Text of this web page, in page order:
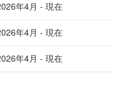
年4月 - 現在
年4月 - 現在
年4月 - 現在